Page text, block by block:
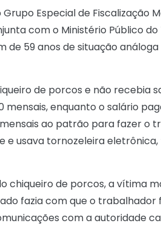
Especial de Fiscalização
com o Ministério Público
de 59 anos de situação
de porcos e não recebia
enquanto o salário
ao patrão para fazer o
usava tornozeleira
chiqueiro de porcos, a vítima
fazia com que o
com a autoridade